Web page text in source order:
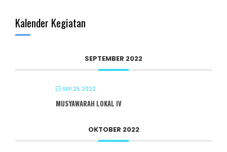
Kalender Kegiatan
SEPTEMBER 2022
SEP 25 2022
MUSYAWARAH LOKAL IV
OKTOBER 2022